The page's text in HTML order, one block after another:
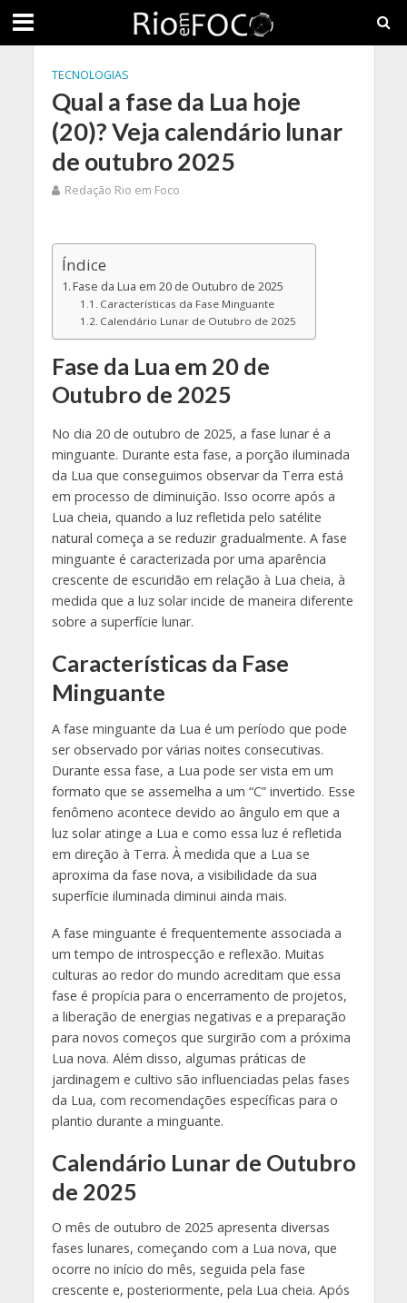
TECNOLOGIAS
Qual a fase da Lua hoje
(20)? Veja calendário lunar
de outubro 2025
Redação Rio em Foco
Índice
Fase da Lua em 20 de Outubro de 2025
Características da Fase Minguante
Calendário Lunar de Outubro de 2025
Fase da Lua em 20 de
Outubro de 2025
No dia 20 de outubro de 2025, a fase lunar é a
minguante. Durante esta fase, a porção iluminada
da Lua que conseguimos observar da Terra está
em processo de diminuição. Isso ocorre após a
Lua cheia, quando a luz refletida pelo satélite
natural começa a se reduzir gradualmente. A fase
minguante é caracterizada por uma aparência
crescente de escuridão em relação à Lua cheia, à
medida que a luz solar incide de maneira diferente
sobre a superfície lunar.
Características da Fase
Minguante
A fase minguante da Lua é um período que pode
ser observado por várias noites consecutivas.
Durante essa fase, a Lua pode ser vista em um
formato que se assemelha a um “C” invertido. Esse
fenômeno acontece devido ao ângulo em que a
luz solar atinge a Lua e como essa luz é refletida
em direção à Terra. À medida que a Lua se
aproxima da fase nova, a visibilidade da sua
superfície iluminada diminui ainda mais.
A fase minguante é frequentemente associada a
um tempo de introspecção e reflexão. Muitas
culturas ao redor do mundo acreditam que essa
fase é propícia para o encerramento de projetos,
a liberação de energias negativas e a preparação
para novos começos que surgirão com a próxima
Lua nova. Além disso, algumas práticas de
jardinagem e cultivo são influenciadas pelas fases
da Lua, com recomendações específicas para o
plantio durante a minguante.
Calendário Lunar de Outubro
de 2025
O mês de outubro de 2025 apresenta diversas
fases lunares, começando com a Lua nova, que
ocorre no início do mês, seguida pela fase
crescente e, posteriormente, pela Lua cheia. Após